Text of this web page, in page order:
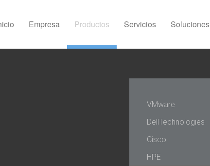
Empresa Productos Servicios Soluciones
VMware
DellTechnologies
Cisco
HPE